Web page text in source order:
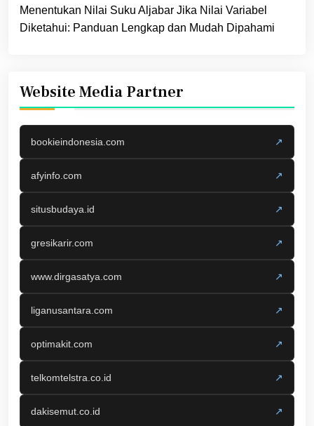
Menentukan Nilai Suku Aljabar Jika Nilai Variabel
Diketahui: Panduan Lengkap dan Mudah Dipahami
Website Media Partner
bookieindonesia.com ↗
afyinfo.com ↗
situsbudaya.id ↗
gresikarir.com ↗
www.dirgasatya.com ↗
liganusantara.com ↗
optimakit.com ↗
telkomtelstra.co.id ↗
dakisemut.co.id ↗